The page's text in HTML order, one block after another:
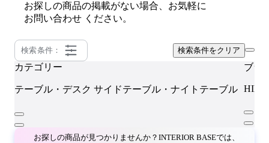
お探しの商品の掲載がない場合、お気軽に
お問い合わせ ください。
検索条件： 検索条件をクリア
カテゴリー
テーブル・デスク サイドテーブル・ナイトテーブル
ブラ
HIDA
お探しの商品が見つかりませんか？INTERIOR BASEでは、